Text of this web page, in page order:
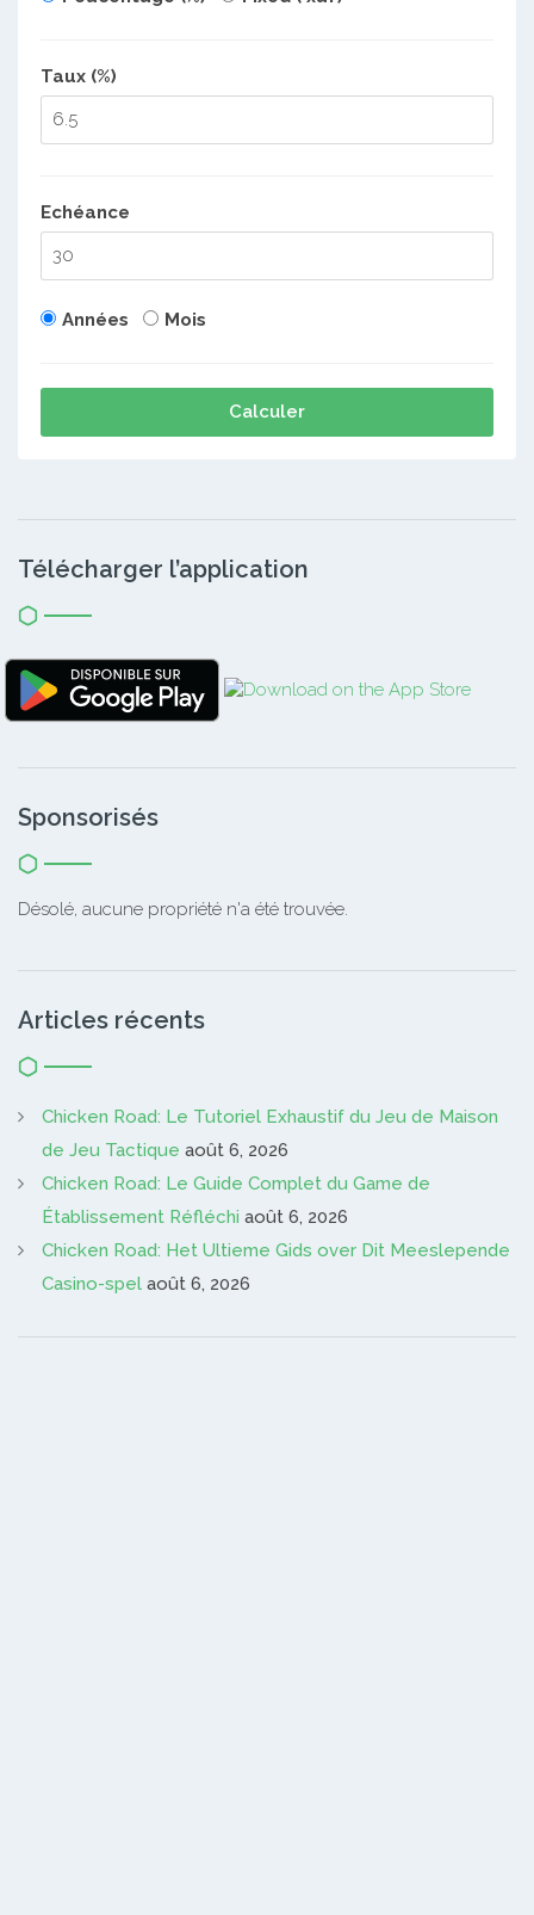
Taux (%)
Echéance
Années Mois
Calculer
Télécharger l’application
Sponsorisés
Désolé, aucune propriété n'a été trouvée.
Articles récents
Chicken Road: Le Tutoriel Exhaustif du Jeu de Maison
de Jeu Tactique août 6, 2026
Chicken Road: Le Guide Complet du Game de
Établissement Réfléchi août 6, 2026
Chicken Road: Het Ultieme Gids over Dit Meeslepende
Casino-spel août 6, 2026